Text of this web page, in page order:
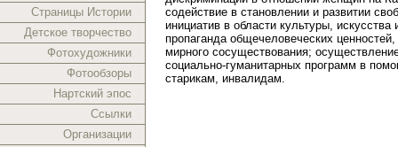
Страницы Истории
Детское творчество
Фотохудожники
Фотообзоры
Нартский эпос
Ссылки
Организации
содействие в становлении и развитии
инициатив в области культуры, искусства
пропаганда общечеловеческих
мирного сосуществования;
социально-гуманитарных программ в
старикам, инвалидам.